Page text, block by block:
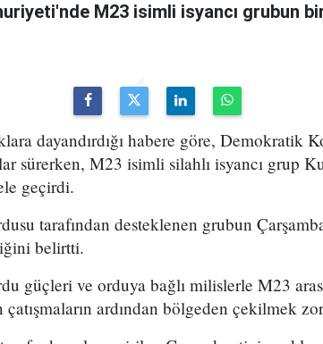
M23 isimli isyancı grubun
dayandırdığı habere göre, Demokratik
sürerken, M23 isimli silahlı isyancı grup
geçirdi.
tarafından desteklenen grubun
belirtti.
güçleri ve orduya bağlı milislerle M23
ardından bölgeden çekilmek